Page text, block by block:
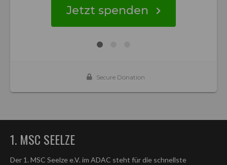
1. MSC SEELZE
Der 1. MSC Seelze e.V. im ADAC steht für die schnellste